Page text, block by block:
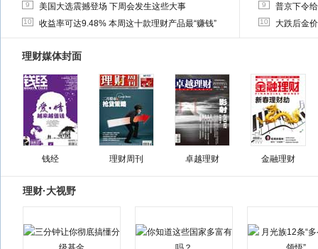
9 美国大选震撼登场 下周会发生这些大事
10 收益率可达9.48% 本周这十款理财产品最“赚钱”
9 普京下令
10 大跌后金
理财媒体封面
钱经 理财周刊 卓越理财 金融理财
理财·大视野